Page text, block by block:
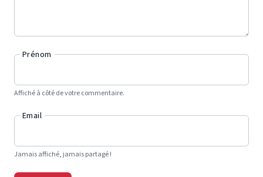
Prénom
Affiché à côté de votre commentaire.
Email
Jamais affiché, jamais partagé !